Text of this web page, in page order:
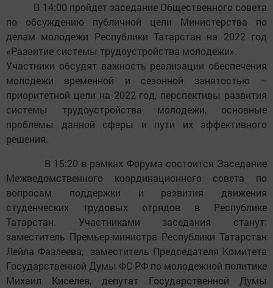
В 14:00 пройдет заседание Общественного совета
по обсуждению публичной цели Министерства по
делам молодежи Республики Татарстан на 2022 год
«Развитие системы трудоустройства молодежи».
Участники обсудят важность реализации обеспечения
молодежи временной и сезонной занятостью –
приоритетной цели на 2022 год, перспективы развития
системы трудоустройства молодежи, основные
проблемы данной сферы и пути их эффективного
решения.
В 15:20 в рамках Форума состоится Заседание
Межведомственного координационного совета по
вопросам поддержки и развития движения
студенческих трудовых отрядов в Республике
Татарстан. Участниками заседания станут:
заместитель Премьер-министра Республики Татарстан
Лейла Фазлеева, заместитель Председателя Комитета
Государственной Думы ФС РФ по молодежной политике
Михаил Киселев, депутат Государственной Думы